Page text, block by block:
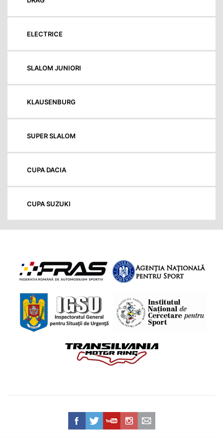
ELECTRICE
SLALOM JUNIORI
KLAUSENBURG
SUPER SLALOM
CUPA DACIA
CUPA SUZUKI